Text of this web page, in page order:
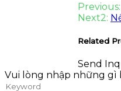
Previous:
Next2:
Related
Send
Vui lòng nhập những gì